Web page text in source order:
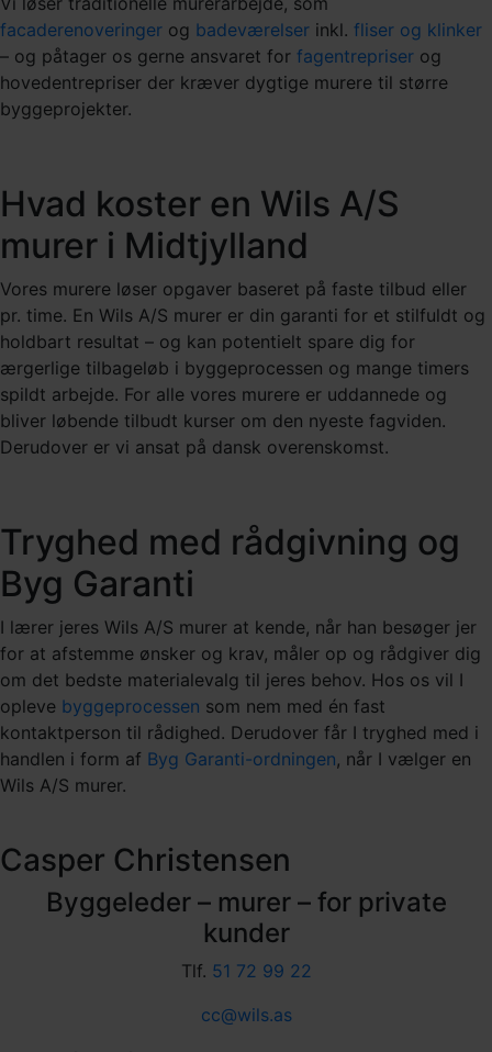
facaderenoveringer og badeværelser inkl. fliser og klinker
– og påtager os gerne ansvaret for fagentrepriser og
hovedentrepriser der kræver dygtige murere til større
byggeprojekter.
Hvad koster en Wils A/S
murer i Midtjylland
Vores murere løser opgaver baseret på faste tilbud eller
pr. time. En Wils A/S murer er din garanti for et stilfuldt og
holdbart resultat – og kan potentielt spare dig for
ærgerlige tilbageløb i byggeprocessen og mange timers
spildt arbejde. For alle vores murere er uddannede og
bliver løbende tilbudt kurser om den nyeste fagviden.
Derudover er vi ansat på dansk overenskomst.
Tryghed med rådgivning og
Byg Garanti
I lærer jeres Wils A/S murer at kende, når han besøger jer
for at afstemme ønsker og krav, måler op og rådgiver dig
om det bedste materialevalg til jeres behov. Hos os vil I
opleve byggeprocessen som nem med én fast
kontaktperson til rådighed. Derudover får I tryghed med i
handlen i form af Byg Garanti-ordningen, når I vælger en
Wils A/S murer.
Casper Christensen
Byggeleder – murer – for private
kunder
Tlf. 51 72 99 22
cc@wils.as